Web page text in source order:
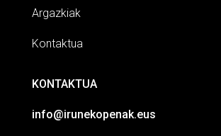
Argazkiak
Kontaktua
KONTAKTUA
info@irunekopenak.eus